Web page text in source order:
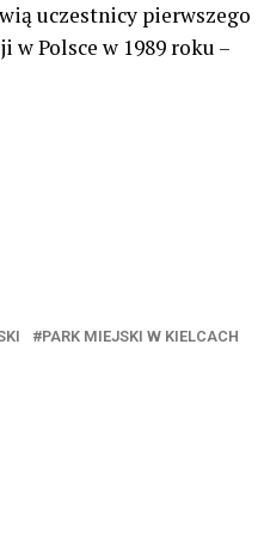
uczestnicy pierwszego
Polsce w 1989 roku –
PARK MIEJSKI W KIELCACH